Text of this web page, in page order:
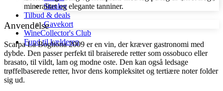
Stanley
Tilbud & deals
Gavekort
WineCollector's Club
Fund til kælderen
mineralitet og elegante tanniner.
Anvendelse
Scarpa La Bogliona 2009 er en vin, der kræver gastronomi med
dybde. Den passer perfekt til braiserede retter som ossobuco eller
brasato, til vildt, lam og modne oste. Den kan også ledsage
trøffelbaserede retter, hvor dens kompleksitet og tertiære noter folder
sig ud.